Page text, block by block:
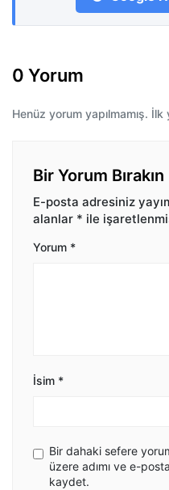
0 Yorum
Henüz yorum yapılmamış. İlk
Bir Yorum Bırakın
E-posta adresiniz
alanlar * ile
Yorum *
İsim *
Bir dahaki sefere
üzere adımı ve e-
kaydet.